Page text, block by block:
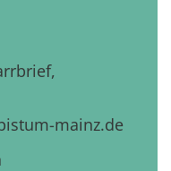
mainz.de